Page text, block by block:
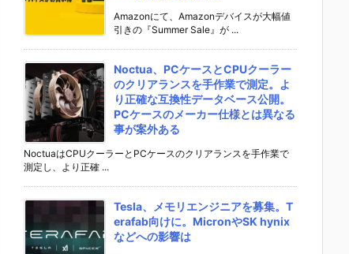
Amazonにて、Amazonデバイスが大幅値
引きの『Summer Sale』が ...
Noctua、PCケースとCPUクーラー
のクリアランスを手作業で測定。よ
り正確な互換性データベース公開。
PCケースのメーカー仕様とは異なる
事が案外ある
NoctuaはCPUクーラーとPCケースのクリアランスを手作業で
測定し、より正確 ...
Tesla、メモリエンジニアを募集。T
erafab向けに。MicronやSK hynix
などへの影響は